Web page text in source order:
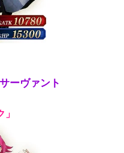
ーヴァント